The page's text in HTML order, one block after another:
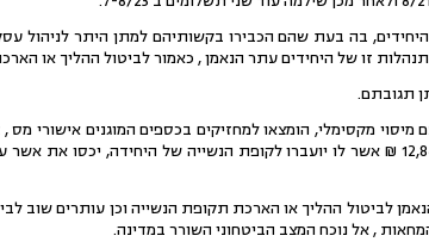
בה בעת שהם הכבירו בקשותיהם למתן היתר לניהול
זו של היחידים עתר הנאמן , כאמור לביטול ההליך או
תגובתם.
מיסוי מקסימלי, הומצאו למחזיקים בכספים המוגנים אישורי
לטענת היחידים שילם היחיד ביתר סך של 12,842 ₪ אשר לו יועברו לקופת הנשייה של
לביטול ההליך או הארכת תקופת הנשייה וכן עותרים שוב
, אל נוכח המצב הביטחוני השורר במדינה.